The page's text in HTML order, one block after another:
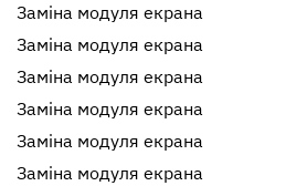
Заміна модуля екрана
Заміна модуля екрана
Заміна модуля екрана
Заміна модуля екрана
Заміна модуля екрана
Заміна модуля екрана